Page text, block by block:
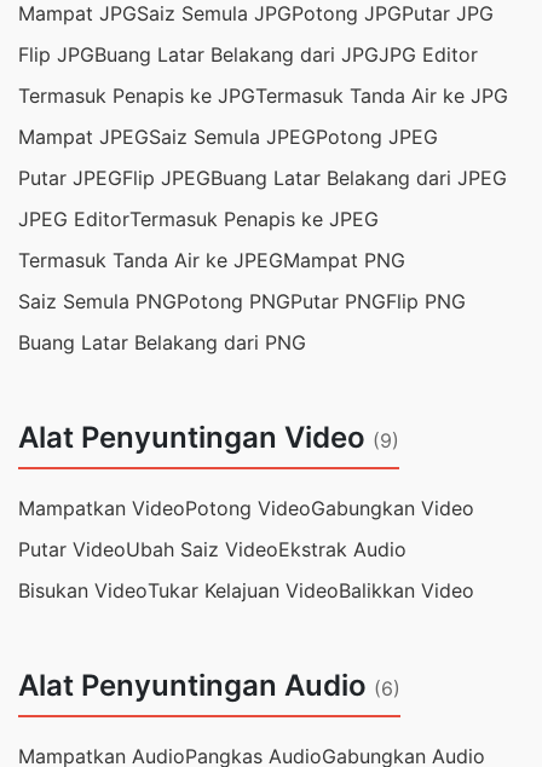
Mampat JPGSaiz Semula JPGPotong JPGPutar JPG
Flip JPGBuang Latar Belakang dari JPGJPG Editor
Termasuk Penapis ke JPGTermasuk Tanda Air ke JPG
Mampat JPEGSaiz Semula JPEGPotong JPEG
Putar JPEGFlip JPEGBuang Latar Belakang dari JPEG
JPEG EditorTermasuk Penapis ke JPEG
Termasuk Tanda Air ke JPEGMampat PNG
Saiz Semula PNGPotong PNGPutar PNGFlip PNG
Buang Latar Belakang dari PNG
Alat Penyuntingan Video (9)
Mampatkan VideoPotong VideoGabungkan Video
Putar VideoUbah Saiz VideoEkstrak Audio
Bisukan VideoTukar Kelajuan VideoBalikkan Video
Alat Penyuntingan Audio (6)
Mampatkan AudioPangkas AudioGabungkan Audio